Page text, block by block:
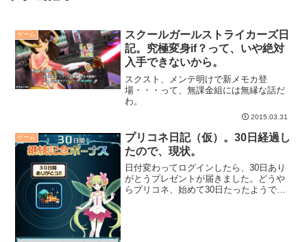
ゲーム
スクールガールストライカーズ日
記。究極変身if？って、いや絶対
入手できないから。
スクスト、メンテ明けで新メモカ登
場・・・って、無課金組には無縁な話だ
わ。
2015.03.31
ゲーム
プリコネ日記（仮）。30日経過し
たので、現状。
日付変わってログインしたら、30日あり
がとうプレゼントが届きました。どうや
らプリコネ、始めて30日たったようで